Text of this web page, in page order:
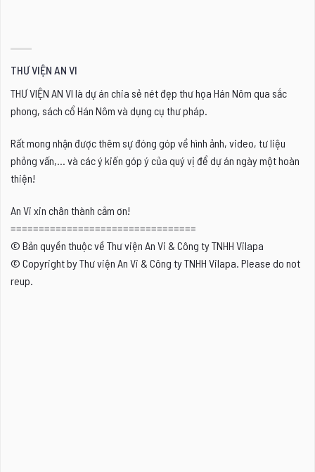
THƯ VIỆN AN VI
THƯ VIỆN AN VI là dự án chia sẻ nét đẹp thư họa Hán Nôm qua sắc
phong, sách cổ Hán Nôm và dụng cụ thư pháp.
Rất mong nhận được thêm sự đóng góp về hình ảnh, video, tư liệu
phỏng vấn,... và các ý kiến góp ý của quý vị để dự án ngày một hoàn
thiện!
An Vi xin chân thành cảm ơn!
=================================
© Bản quyền thuộc về Thư viện An Vi & Công ty TNHH Vilapa
© Copyright by Thư viện An Vi & Công ty TNHH Vilapa. Please do not
reup.